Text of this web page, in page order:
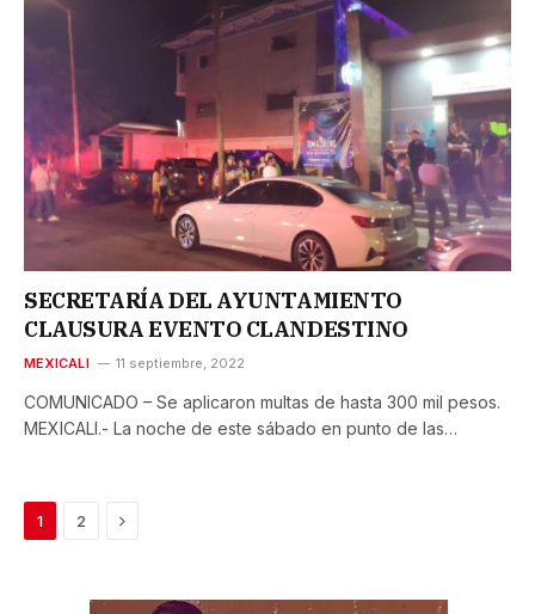
SECRETARÍA DEL AYUNTAMIENTO
CLAUSURA EVENTO CLANDESTINO
MEXICALI 11 septiembre, 2022
COMUNICADO – Se aplicaron multas de hasta 300 mil pesos.
MEXICALI.- La noche de este sábado en punto de las…
1 2 Next